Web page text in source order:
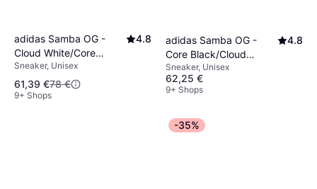
adidas Samba OG -
Cloud White/Core
Black/Clear Granite
4.8
Sneaker, Unisex
61,39 €78 €
9+ Shops
adidas Samba OG -
Core Black/Cloud
White/Gum5
4.8
Sneaker, Unisex
62,25 €
9+ Shops
-35%